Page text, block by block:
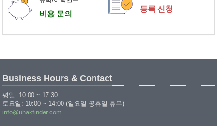
비용 문의
등록 신청
Business Hours & Contact
평일: 10:00 ~ 17:30
토요일: 10:00 ~ 14:00 (일요일 공휴일 휴무)
info@uhakfinder.com